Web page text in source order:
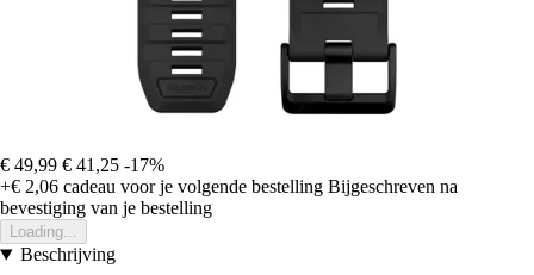
€ 49,99 € 41,25 -17%
+€ 2,06 cadeau voor je volgende bestelling Bijgeschreven na
bevestiging van je bestelling
Loading...
Beschrijving